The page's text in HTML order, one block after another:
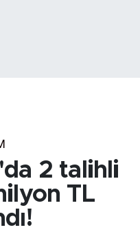
2 talihli
TL